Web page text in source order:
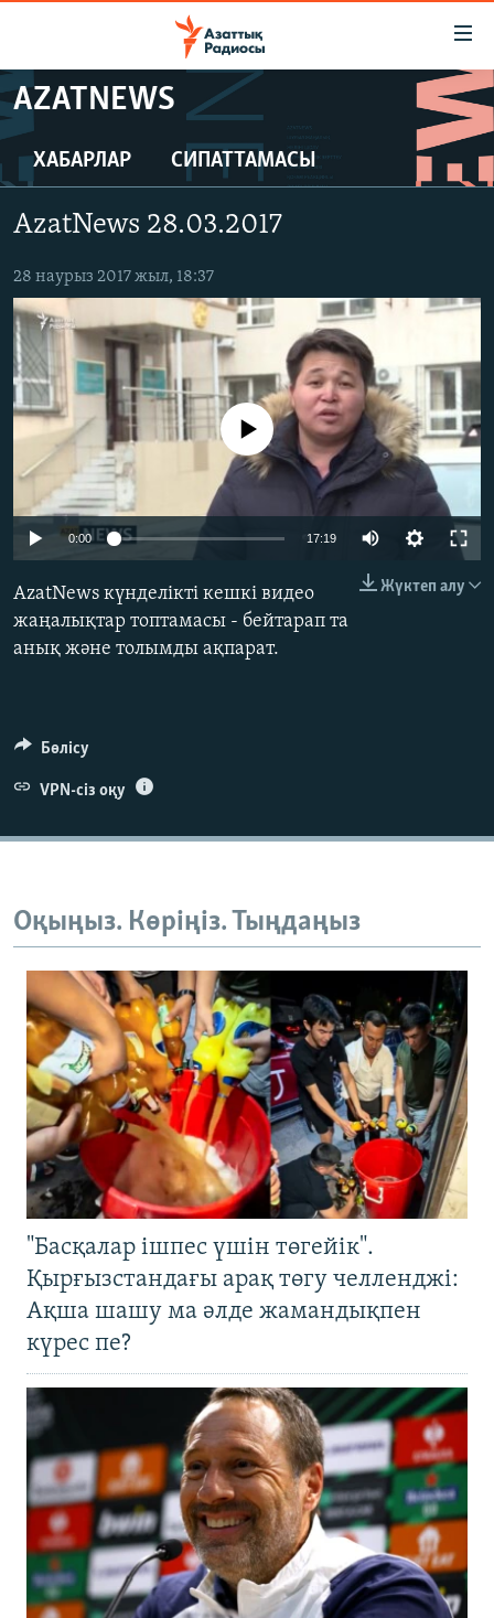
Skip
to
main
content
to
Navigation
Skip
Search
САЯСАТ
ҚАҢТАР ОҚИҒАСЫ
АДАМ ҚҰҚЫҚТАРЫ
ӘЛЕУМЕТ
ӘЛЕМ
АРНАЙЫ ЖОБАЛАР
Русский
ЖАЗЫЛЫҢЫЗ
Басқа тілдерде
AZATNEWS
ХАБАРЛАР СИПАТТАМАСЫ
AzatNews 28.03.2017
28 наурыз 2017 жыл, 18:37
No media source currently available
0:00 17:19
Жүктеп алу
AzatNews күнделікті кешкі видео
жаңалықтар топтамасы - бейтарап та
анық және толымды ақпарат.
Бөлісу
VPN-сіз оқу
Оқыңыз. Көріңіз. Тыңдаңыз
"Басқалар ішпес үшін төгейік".
Қырғызстандағы арақ төгу челленджі:
Ақша шашу ма әлде жамандықпен
күрес пе?